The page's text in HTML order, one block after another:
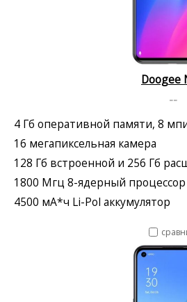
Doogee
--
4 Гб оперативной памяти, 8
16 мегапиксельная камера
128 Гб встроенной и 256 Гб
1800 Мгц 8-ядерный процессор
4500 мА*ч Li-Pol аккумулятор